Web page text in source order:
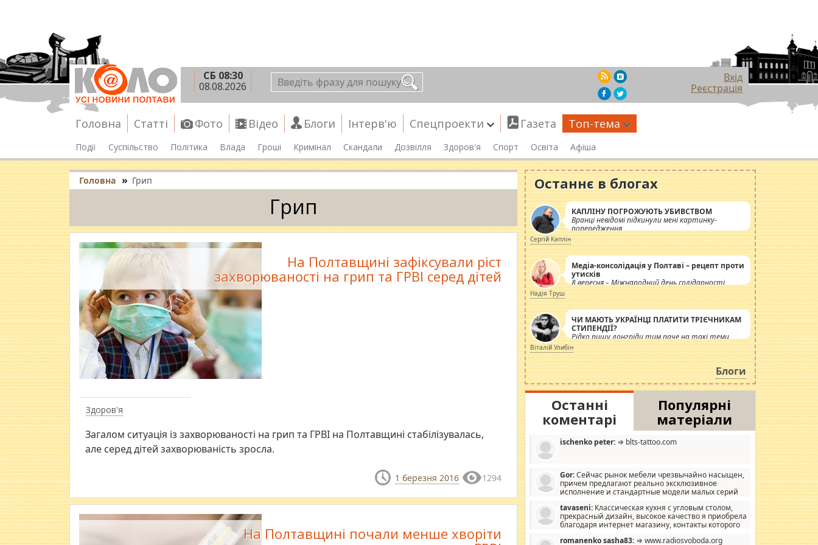
СБ 08:30
08.08.2026
Вхід
Реєстрація
Головна Статті Фото Відео Блоги Інтерв'ю Спецпроекти Газета Топ-тема
Події Суспільство Політика Влада Гроші Кримінал Скандали Дозвілля Здоров'я Спорт Освіта Афіша
Головна » Грип
Грип
Здоров'я
На Полтавщині зафіксували ріст
захворюваності на грип та ГРВІ серед дітей
Загалом ситуація із захворюваності на грип та ГРВІ на Полтавщині стабілізувалась,
але серед дітей захворюваність зросла.
1 березня 2016 1294
На Полтавщині почали менше хворіти
Останнє в блогах
КАПЛІНУ ПОГРОЖУЮТЬ УБИВСТВОМ
Вранці невідомі підкинули мені картинку-
попередження
Сергій Каплін
Медіа-консолідація у Полтаві – рецепт проти
утисків
8 вересня – Міжнародний день солідарності
журналістів.
Надія Труш
ЧИ МАЮТЬ УКРАЇНЦІ ПЛАТИТИ ТРІЄЧНИКАМ
СТИПЕНДІЇ?
Рідко пишу лонгріди тим паче на такі теми,
але вже просто дістало! Обурюють сьогоднішні
інсенуації навколо стипендіального питання.
Штучно роздувається ще одна соціальна
катастрофа.
Віталій Улибін
Блоги
Останні
коментарі
Популярні
матеріали
ischenko peter: ⇒ blts-tattoo.com
Gor:Сейчас рынок мебели чрезвычайно насыщен,
причем предлагают реально эксклюзивное
исполнение и стандартные модели малых серий
дизайну, мало походит на стандартные формы, в MebelOk,
креативненько и что главное - со вкусом все в порядке,
без ненужных наворотов удорожающих мебель, а это не
tavaseni: Классическая кухня с угловым столом,
прекрасный дизайн, высокое качество я приобрела
благодаря интернет магазину, контакты которого
romanenko sasha83: ⇒ www.radiosvoboda.org